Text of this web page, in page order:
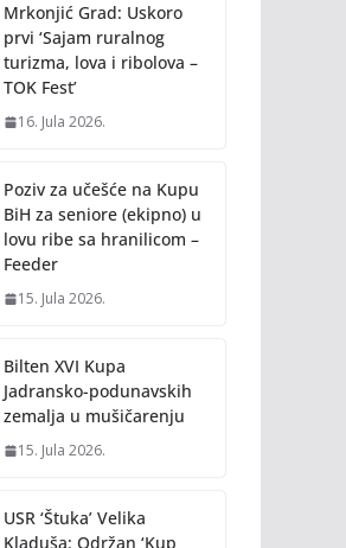
Mrkonjić Grad: Uskoro
prvi ‘Sajam ruralnog
turizma, lova i ribolova –
TOK Fest’
16. Jula 2026.
Poziv za učešće na Kupu
BiH za seniore (ekipno) u
lovu ribe sa hranilicom –
Feeder
15. Jula 2026.
Bilten XVI Kupa
Jadransko-podunavskih
zemalja u mušičarenju
15. Jula 2026.
USR ‘Štuka’ Velika
Kladuša: Održan ‘Kup